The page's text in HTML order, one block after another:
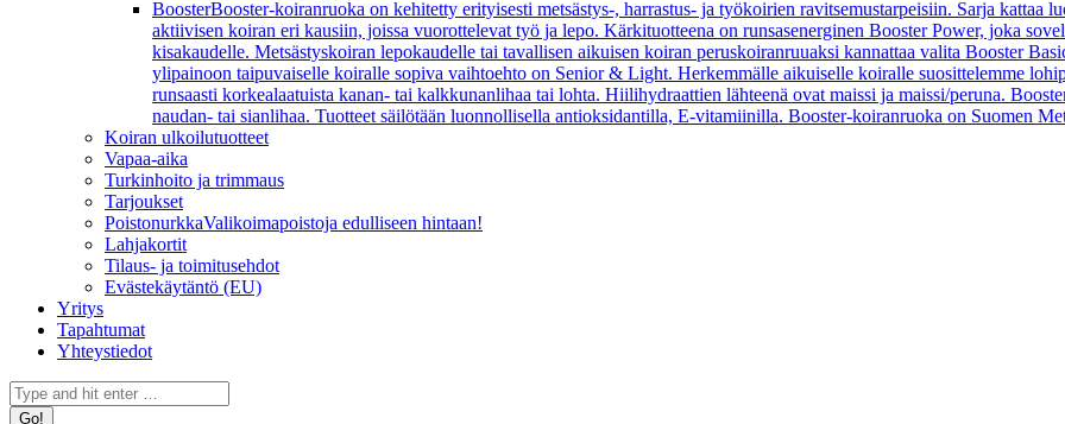
BoosterBooster-koiranruoka on kehitetty erityisesti metsästys-, harrastus- ja työkoirien ravitsemustarpeisiin. Sarja kattaa
aktiivisen koiran eri kausiin, joissa vuorottelevat työ ja lepo. Kärkituotteena on runsasenerginen Booster Power, joka
kisakaudelle. Metsästyskoiran lepokaudelle tai tavallisen aikuisen koiran peruskoiranruuaksi kannattaa valita Booster
ylipainoon taipuvaiselle koiralle sopiva vaihtoehto on Senior & Light. Herkemmälle aikuiselle koiralle suosittelemme
runsaasti korkealaatuista kanan- tai kalkkunanlihaa tai lohta. Hiilihydraattien lähteenä ovat maissi ja maissi/peruna.
naudan- tai sianlihaa. Tuotteet säilötään luonnollisella antioksidantilla, E-vitamiinilla. Booster-koiranruoka on Suomen
Koiran ulkoilutuotteet
Vapaa-aika
Turkinhoito ja trimmaus
Tarjoukset
PoistonurkkaValikoimapoistoja edulliseen hintaan!
Lahjakortit
Tilaus- ja toimitusehdot
Evästekäytäntö (EU)
Yritys
Tapahtumat
Yhteystiedot
Search: